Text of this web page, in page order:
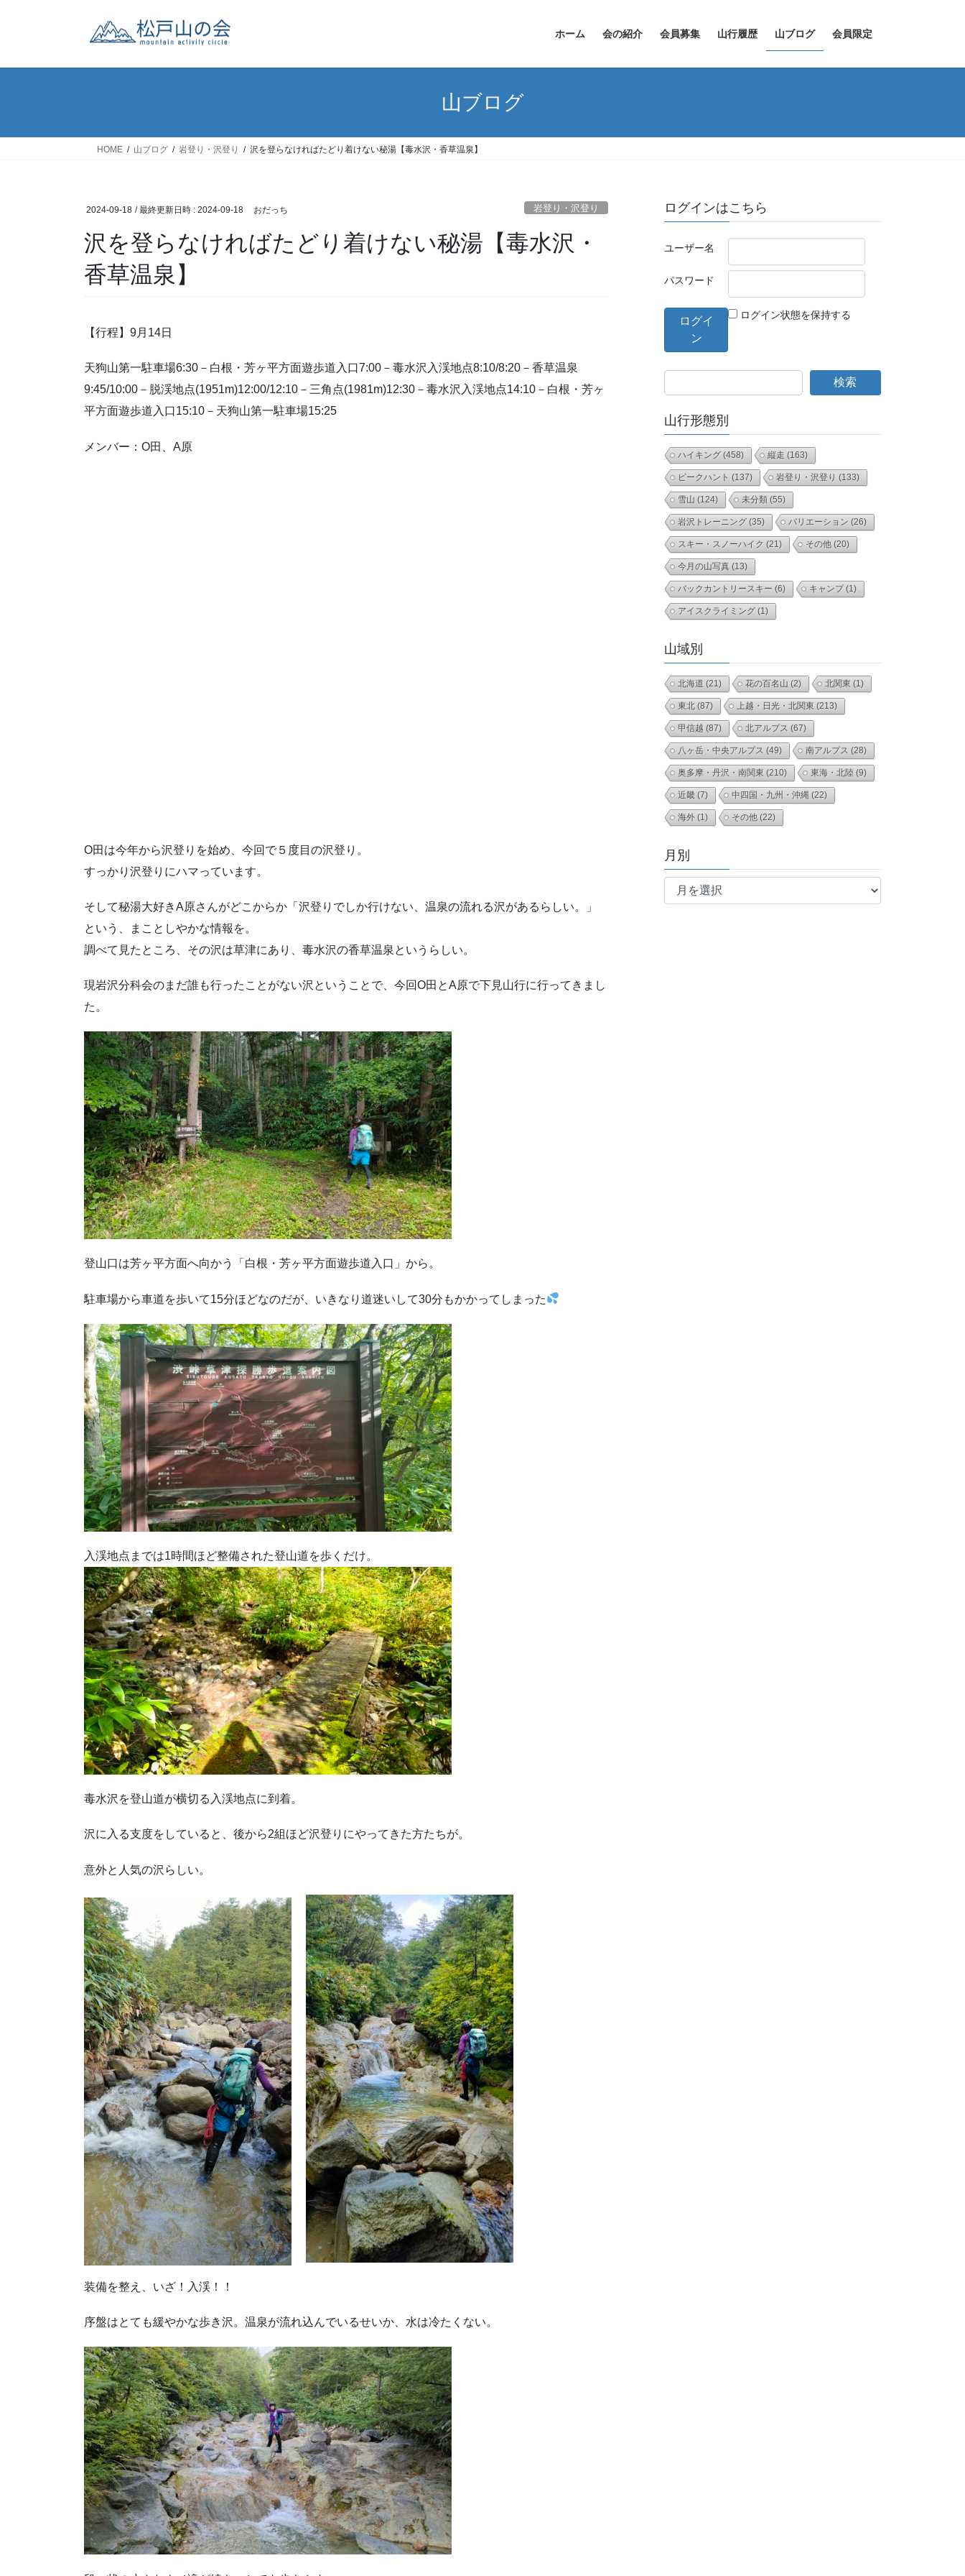
ホーム 会の紹介 会員募集 山行履歴 山ブログ 会員限定
山ブログ
HOME 山ブログ 岩登り・沢登り 沢を登らなければたどり着けない秘湯【毒水沢・香草温泉】
2024-09-18 / 最終更新日時 : 2024-09-18 おだっち 岩登り・沢登り
沢を登らなければたどり着けない秘湯【毒水沢・
香草温泉】
【行程】9月14日
天狗山第一駐車場6:30－白根・芳ヶ平方面遊歩道入口7:00－毒水沢入渓地点8:10/8:20－香草温泉
9:45/10:00－脱渓地点(1951m)12:00/12:10－三角点(1981m)12:30－毒水沢入渓地点14:10－白根・芳ヶ
平方面遊歩道入口15:10－天狗山第一駐車場15:25
メンバー：O田、A原
O田は今年から沢登りを始め、今回で５度目の沢登り。
すっかり沢登りにハマっています。
そして秘湯大好きA原さんがどこからか「沢登りでしか行けない、温泉の流れる沢があるらしい。」
という、まことしやかな情報を。
調べて見たところ、その沢は草津にあり、毒水沢の香草温泉というらしい。
現岩沢分科会のまだ誰も行ったことがない沢ということで、今回O田とA原で下見山行に行ってきまし
た。
登山口は芳ヶ平方面へ向かう「白根・芳ヶ平方面遊歩道入口」から。
駐車場から車道を歩いて15分ほどなのだが、いきなり道迷いして30分もかかってしまった
入渓地点までは1時間ほど整備された登山道を歩くだけ。
毒水沢を登山道が横切る入渓地点に到着。
沢に入る支度をしていると、後から2組ほど沢登りにやってきた方たちが。
意外と人気の沢らしい。
装備を整え、いざ！入渓！！
序盤はとても緩やかな歩き沢。温泉が流れ込んでいるせいか、水は冷たくない。
ログインはこちら
ユーザー名
パスワード
ログイン状態を保持する
検索
山行形態別
ハイキング (458) 縦走 (163)
ピークハント (137) 岩登り・沢登り (133)
雪山 (124) 未分類 (55)
岩沢トレーニング (35) バリエーション (26)
スキー・スノーハイク (21) その他 (20)
今月の山写真 (13)
バックカントリースキー (6) キャンプ(1)
アイスクライミング (1)
山域別
北海道 (21) 花の百名山 (2) 北関東 (1)
東北 (87) 上越・日光・北関東 (213)
甲信越 (87) 北アルプス (67)
八ヶ岳・中央アルプス (49) 南アルプス (28)
奥多摩・丹沢・南関東 (210) 東海・北陸 (9)
近畿 (7) 中四国・九州・沖縄 (22)
海外 (1) その他 (22)
月別
月